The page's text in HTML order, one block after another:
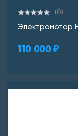
(0)
Электромотор
110 000 ₽